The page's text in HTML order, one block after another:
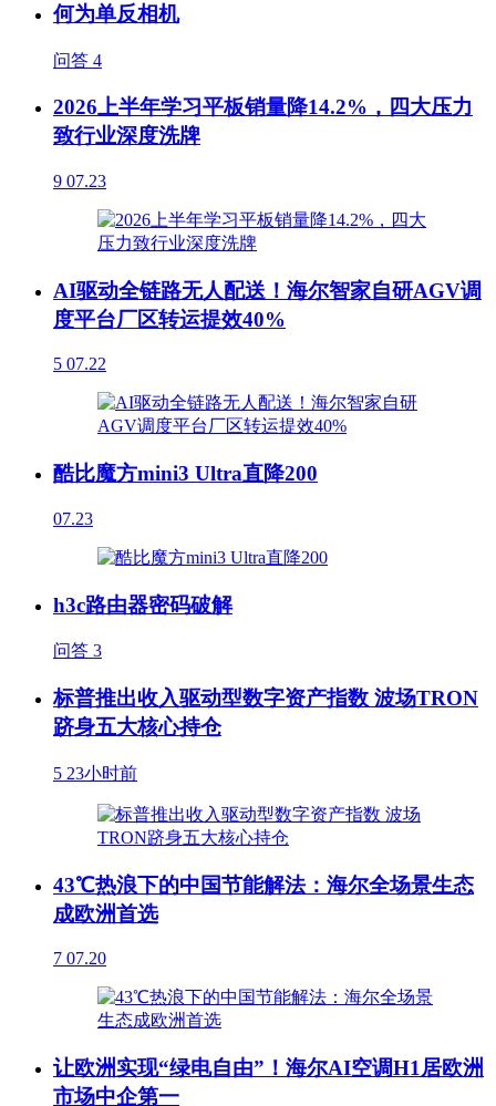
何为单反相机
问答 4
2026上半年学习平板销量降14.2%，四大压力
致行业深度洗牌
9 07.23
AI驱动全链路无人配送！海尔智家自研AGV调
度平台厂区转运提效40%
5 07.22
酷比魔方mini3 Ultra直降200
07.23
h3c路由器密码破解
问答 3
标普推出收入驱动型数字资产指数 波场TRON
跻身五大核心持仓
5 23小时前
43℃热浪下的中国节能解法：海尔全场景生态
成欧洲首选
7 07.20
让欧洲实现“绿电自由”！海尔AI空调H1居欧洲
市场中企第一